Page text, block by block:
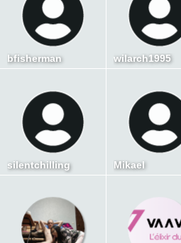
bfisherman wilarch1995
silentchilling Mikael